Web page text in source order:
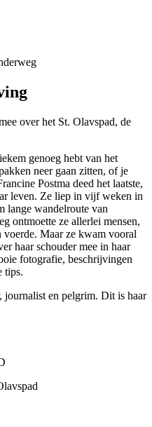
over het St. Olavspad, de
genoeg hebt van het
neer gaan zitten, of je
Postma deed het laatste,
leven. Ze liep in vijf weken in
lange wandelroute van
ontmoette ze allerlei mensen,
voerde. Maar ze kwam vooral
haar schouder mee in haar
fotografie, beschrijvingen
tips.
journalist en pelgrim. Dit is haar